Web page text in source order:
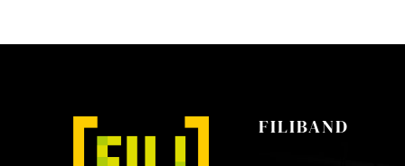
£30.00
FILIBAND